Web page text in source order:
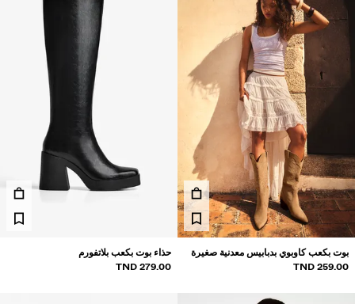
بوت بكعب كاوبوي بدبابيس معدنية صغيرة
259.00 TND
حذاء بوت بكعب بلاتفورم
279.00 TND